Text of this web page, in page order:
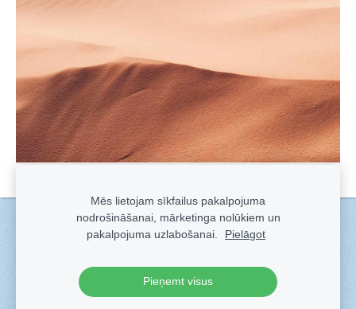
Sīkdatnes
Veidots arSadarbe- labo mājas lapu ģeneratoru.
Mēs lietojam sīkfailus pakalpojuma
nodrošināšanai, mārketinga nolūkiem un
pakalpojuma uzlabošanai.
Pielāgot
Pieņemt visus